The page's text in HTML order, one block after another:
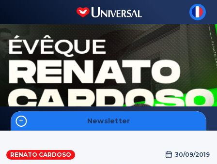
Newsletter
Foi
RENATO CARDOSO 30/09/2019